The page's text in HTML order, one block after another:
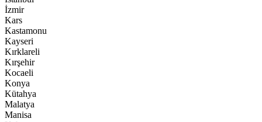
İzmir
Kars
Kastamonu
Kayseri
Kırklareli
Kırşehir
Kocaeli
Konya
Kütahya
Malatya
Manisa